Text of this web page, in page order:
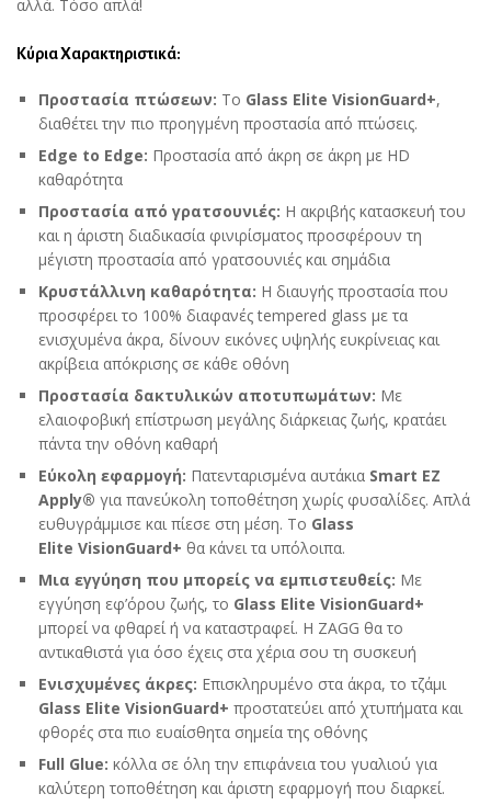
αλλά. Τόσο απλά!
Κύρια Χαρακτηριστικά:
Προστασία πτώσεων: Το Glass Elite VisionGuard+,
διαθέτει την πιο προηγμένη προστασία από πτώσεις.
Edge to Edge: Προστασία από άκρη σε άκρη με HD
καθαρότητα
Προστασία από γρατσουνιές: Η ακριβής κατασκευή του
και η άριστη διαδικασία φινιρίσματος προσφέρουν τη
μέγιστη προστασία από γρατσουνιές και σημάδια
Κρυστάλλινη καθαρότητα: Η διαυγής προστασία που
προσφέρει το 100% διαφανές tempered glass με τα
ενισχυμένα άκρα, δίνουν εικόνες υψηλής ευκρίνειας και
ακρίβεια απόκρισης σε κάθε οθόνη
Προστασία δακτυλικών αποτυπωμάτων: Με
ελαιοφοβική επίστρωση μεγάλης διάρκειας ζωής, κρατάει
πάντα την οθόνη καθαρή
Εύκολη εφαρμογή: Πατενταρισμένα αυτάκια Smart EZ
Apply® για πανεύκολη τοποθέτηση χωρίς φυσαλίδες. Απλά
ευθυγράμμισε και πίεσε στη μέση. Το Glass
Elite VisionGuard+ θα κάνει τα υπόλοιπα.
Μια εγγύηση που μπορείς να εμπιστευθείς: Με
εγγύηση εφ’όρου ζωής, το Glass Elite VisionGuard+
μπορεί να φθαρεί ή να καταστραφεί. Η ZAGG θα το
αντικαθιστά για όσο έχεις στα χέρια σου τη συσκευή
Ενισχυμένες άκρες: Επισκληρυμένο στα άκρα, το τζάμι
Glass Elite VisionGuard+ προστατεύει από χτυπήματα και
φθορές στα πιο ευαίσθητα σημεία της οθόνης
Full Glue: κόλλα σε όλη την επιφάνεια του γυαλιού για
καλύτερη τοποθέτηση και άριστη εφαρμογή που διαρκεί.